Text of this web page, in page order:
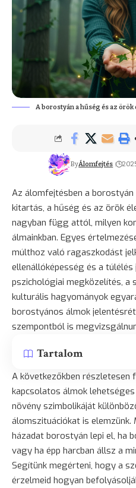
A borostyán a hűség és az
ByÁlomfejtés
Az álomfejtésben a
kitartás, a hűség és az örök
nagyban függ attól, milyen
álmainkban. Egyes
múlthoz való ragaszkodást
ellenállóképesség és a túlélés
pszichológiai megközelítés, a
kulturális hagyományok
borostyános álmok
szempontból is
Tartalom
A következőkben részletesen
kapcsolatos álmok
növény szimbolikáját
álomszituációkat is elemzünk.
házadat borostyán lepi el, ha
vagy ha épp harcban állsz a
Segítünk megérteni, hogy a
érzelmeid hogyan